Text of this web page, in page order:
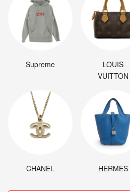
Supreme
LOUIS
VUITTON
CHANEL HERMES